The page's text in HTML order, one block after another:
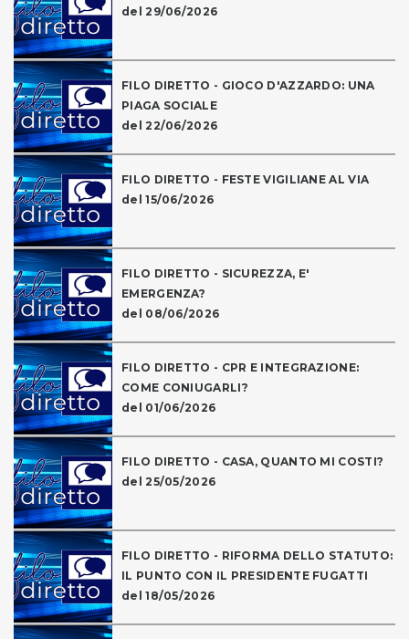
del 29/06/2026
FILO DIRETTO - GIOCO D'AZZARDO: UNA
PIAGA SOCIALE
del 22/06/2026
FILO DIRETTO - FESTE VIGILIANE AL VIA
del 15/06/2026
FILO DIRETTO - SICUREZZA, E'
EMERGENZA?
del 08/06/2026
FILO DIRETTO - CPR E INTEGRAZIONE:
COME CONIUGARLI?
del 01/06/2026
FILO DIRETTO - CASA, QUANTO MI COSTI?
del 25/05/2026
FILO DIRETTO - RIFORMA DELLO STATUTO:
IL PUNTO CON IL PRESIDENTE FUGATTI
del 18/05/2026